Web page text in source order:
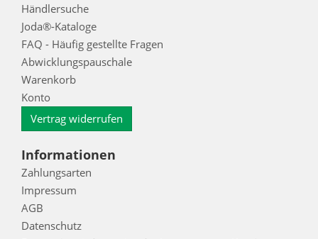
Händlersuche
Joda®-Kataloge
FAQ - Häufig gestellte Fragen
Abwicklungspauschale
Warenkorb
Konto
Vertrag widerrufen
Informationen
Zahlungsarten
Impressum
AGB
Datenschutz